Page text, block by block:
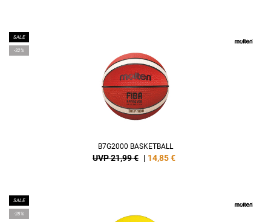
SALE
-32%
B7G2000 BASKETBALL
UVP 21,99 € | 14,85€
SALE
-28%